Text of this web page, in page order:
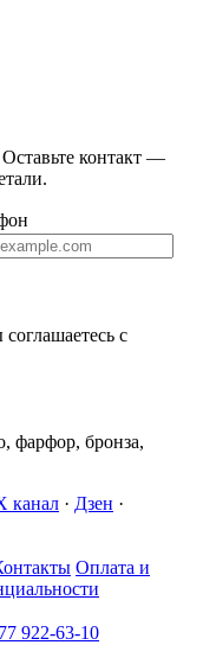
контакт —
с
фарфор, бронза,
канал · Дзен ·
Оплата и
922-63-10